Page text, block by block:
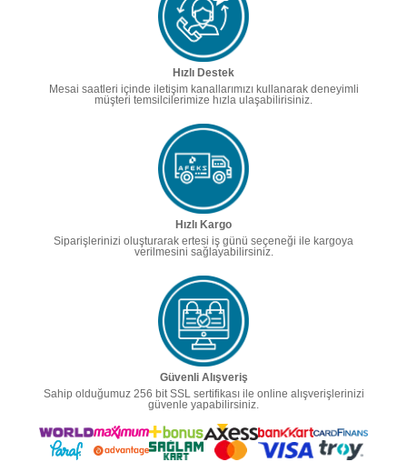
Hızlı Destek
Mesai saatleri içinde iletişim kanallarımızı kullanarak deneyimli
müşteri temsilcilerimize hızla ulaşabilirisiniz.
Hızlı Kargo
Siparişlerinizi oluşturarak ertesi iş günü seçeneği ile kargoya
verilmesini sağlayabilirsiniz.
Güvenli Alışveriş
Sahip olduğumuz 256 bit SSL sertifikası ile online alışverişlerinizi
güvenle yapabilirsiniz.